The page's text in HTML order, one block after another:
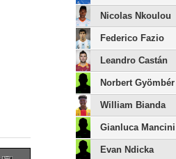
Nicolas Nkoulou
Federico Fazio
Leandro Castán
Norbert Gyömbér
William Bianda
Gianluca Mancini
Evan Ndicka